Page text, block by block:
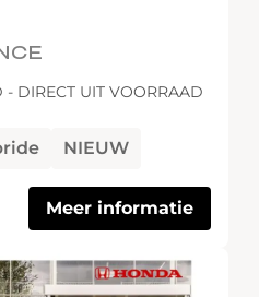
DIRECT UIT VOORRAAD
NIEUW
Meer informatie